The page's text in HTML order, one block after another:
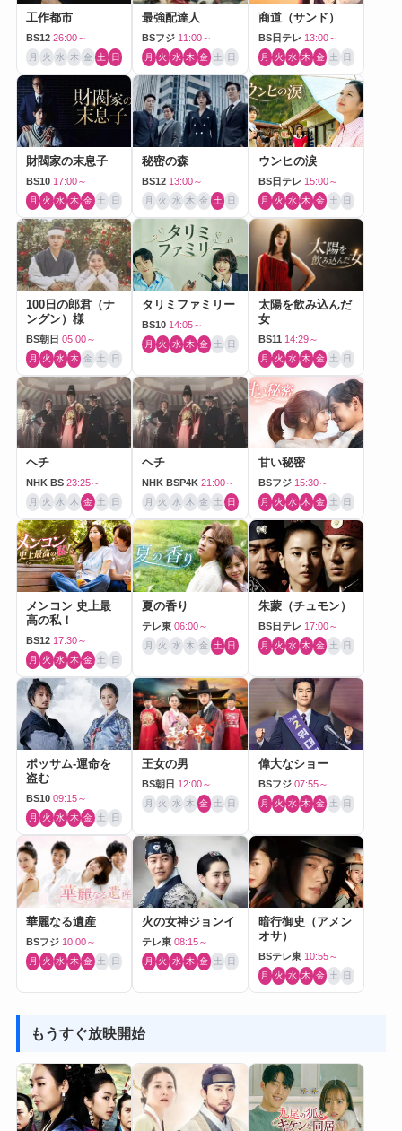
工作都市
BS12 26:00～
月 火 水 木 金 土 日
最強配達人
BSフジ 11:00～
月 火 水 木 金 土 日
商道（サンド）
BS日テレ 13:00～
月 火 水 木 金 土 日
財閥家の末息子
BS10 17:00～
月 火 水 木 金 土 日
秘密の森
BS12 13:00～
月 火 水 木 金 土 日
ウンヒの涙
BS日テレ 15:00～
月 火 水 木 金 土 日
100日の郎君（ナ
ングン）様
BS朝日 05:00～
月 火 水 木 金 土 日
タリミファミリー
BS10 14:05～
月 火 水 木 金 土 日
太陽を飲み込んだ
女
BS11 14:29～
月 火 水 木 金 土 日
ヘチ
NHK BS 23:25～
月 火 水 木 金 土 日
ヘチ
NHK BSP4K 21:00～
月 火 水 木 金 土 日
甘い秘密
BSフジ 15:30～
月 火 水 木 金 土 日
メンコン 史上最
高の私！
BS12 17:30～
月 火 水 木 金 土 日
夏の香り
テレ東 06:00～
月 火 水 木 金 土 日
朱蒙（チュモン）
BS日テレ 17:00～
月 火 水 木 金 土 日
ポッサム-運命を
盗む
BS10 09:15～
月 火 水 木 金 土 日
王女の男
BS朝日 12:00～
月 火 水 木 金 土 日
偉大なショー
BSフジ 07:55～
月 火 水 木 金 土 日
華麗なる遺産
BSフジ 10:00～
月 火 水 木 金 土 日
火の女神ジョンイ
テレ東 08:15～
月 火 水 木 金 土 日
暗行御史（アメン
オサ）
BSテレ東 10:55～
月 火 水 木 金 土 日
もうすぐ放映開始